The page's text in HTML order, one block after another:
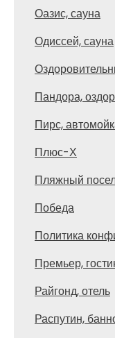
Оазис, сауна
Одиссей, сауна
Пандора,
Пирс,
Плюс-Х
Пляжный
Победа
Политика
Премьер,
Райгонд, отель
Распутин,